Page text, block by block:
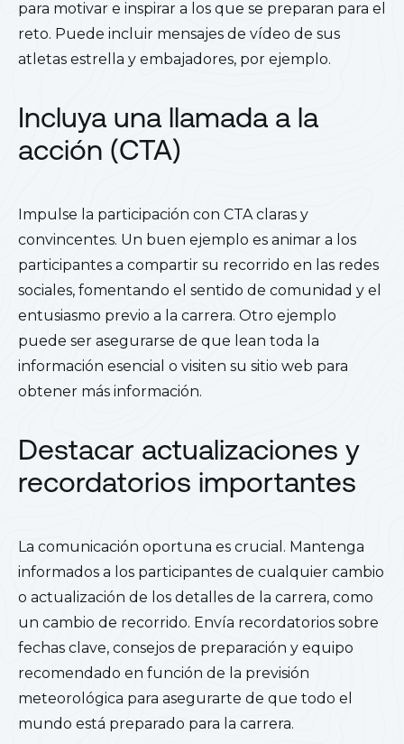
para motivar e inspirar a los que se preparan para el
reto. Puede incluir mensajes de vídeo de sus
atletas estrella y embajadores, por ejemplo.
Incluya una llamada a la
acción (CTA)
Impulse la participación con CTA claras y
convincentes. Un buen ejemplo es animar a los
participantes a compartir su recorrido en las redes
sociales, fomentando el sentido de comunidad y el
entusiasmo previo a la carrera. Otro ejemplo
puede ser asegurarse de que lean toda la
información esencial o visiten su sitio web para
obtener más información.
Destacar actualizaciones y
recordatorios importantes
La comunicación oportuna es crucial. Mantenga
informados a los participantes de cualquier cambio
o actualización de los detalles de la carrera, como
un cambio de recorrido. Envía recordatorios sobre
fechas clave, consejos de preparación y equipo
recomendado en función de la previsión
meteorológica para asegurarte de que todo el
mundo está preparado para la carrera.